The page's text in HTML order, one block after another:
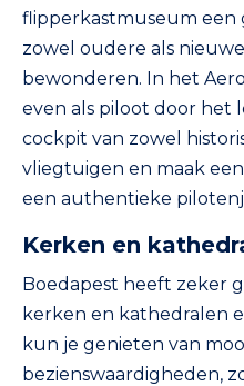
flipperkastmuseum een
zowel oudere als
bewonderen. In het
even als piloot door het
cockpit van zowel
vliegtuigen en maak
een authentieke
Kerken en
Boedapest heeft zeker
kerken en kathedralen
kun je genieten van
bezienswaardigheden,